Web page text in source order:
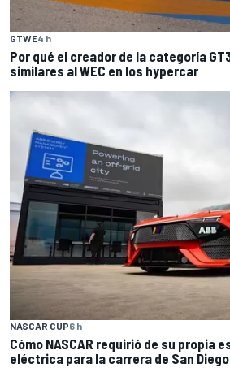
GTWE4 h
Por qué el creador de la categoría
similares al WEC en los hypercar
NASCAR CUP6 h
Cómo NASCAR requirió de su propia
eléctrica para la carrera de San Diego